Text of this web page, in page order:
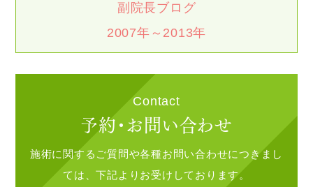
副院長ブログ
2007年～2013年
Contact
予約・お問い合わせ
施術に関するご質問や各種お問い合わせにつきまし
ては、下記よりお受けしております。